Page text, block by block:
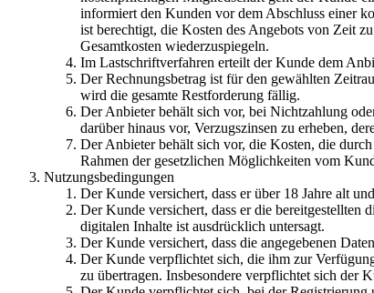
informiert den Kunden vor dem Abschluss einer
ist berechtigt, die Kosten des Angebots von Zeit
Gesamtkosten wiederzuspiegeln.
Im Lastschriftverfahren erteilt der Kunde dem
Der Rechnungsbetrag ist für den gewählten
wird die gesamte Restforderung fällig.
Der Anbieter behält sich vor, bei Nichtzahlung
darüber hinaus vor, Verzugszinsen zu erheben,
Der Anbieter behält sich vor, die Kosten, die
Rahmen der gesetzlichen Möglichkeiten vom
Nutzungsbedingungen
Der Kunde versichert, dass er über 18 Jahre alt
Der Kunde versichert, dass er die bereitgestellten
digitalen Inhalte ist ausdrücklich untersagt.
Der Kunde versichert, dass die angegebenen
Der Kunde verpflichtet sich, die ihm zur
zu übertragen. Insbesondere verpflichtet sich der